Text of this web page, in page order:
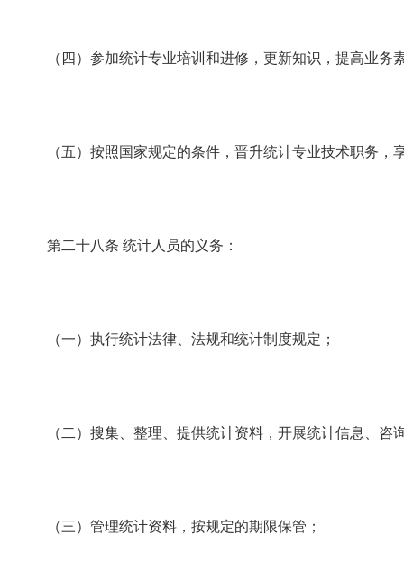
（四）参加统计专业培训和进修，更新知识，提高业务
（五）按照国家规定的条件，晋升统计专业技术职务，
第二十八条 统计人员的义务：
（一）执行统计法律、法规和统计制度规定；
（二）搜集、整理、提供统计资料，开展统计信息、咨
（三）管理统计资料，按规定的期限保管；